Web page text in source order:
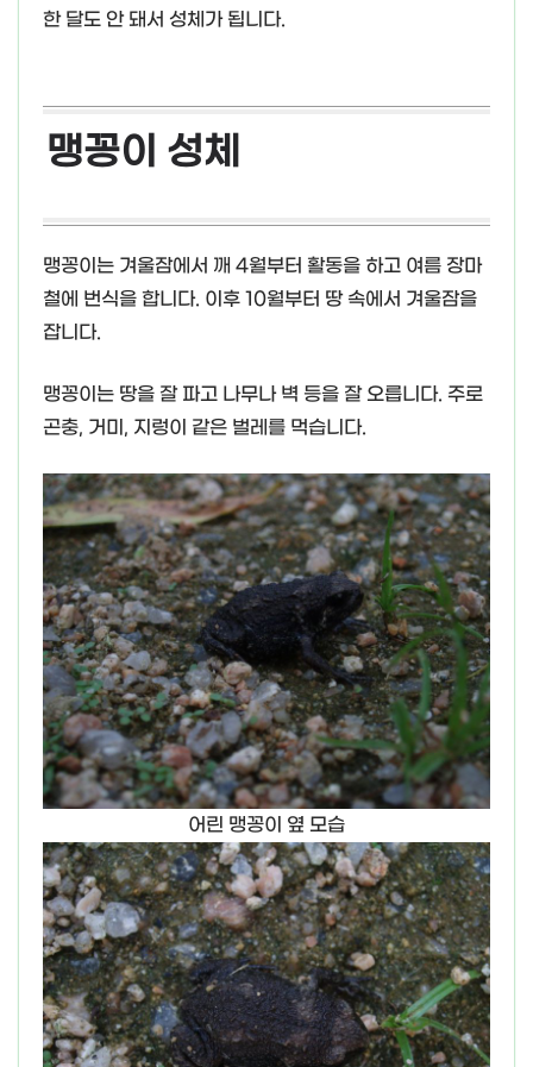
한 달도 안 돼서 성체가 됩니다.
맹꽁이 성체
맹꽁이는 겨울잠에서 깨 4월부터 활동을 하고 여름 장마
철에 번식을 합니다. 이후 10월부터 땅 속에서 겨울잠을
잡니다.
맹꽁이는 땅을 잘 파고 나무나 벽 등을 잘 오릅니다. 주로
곤충, 거미, 지렁이 같은 벌레를 먹습니다.
어린 맹꽁이 옆 모습